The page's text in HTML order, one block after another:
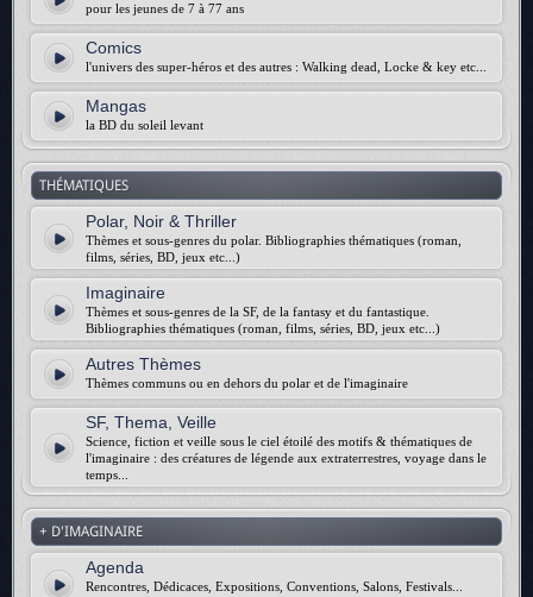
pour les jeunes de 7 à 77 ans
Comics
l'univers des super-héros et des autres : Walking dead, Locke & key etc...
Mangas
la BD du soleil levant
THÉMATIQUES
Polar, Noir & Thriller
Thèmes et sous-genres du polar. Bibliographies thématiques (roman,
films, séries, BD, jeux etc...)
Imaginaire
Thèmes et sous-genres de la SF, de la fantasy et du fantastique.
Bibliographies thématiques (roman, films, séries, BD, jeux etc...)
Autres Thèmes
Thèmes communs ou en dehors du polar et de l'imaginaire
SF, Thema, Veille
Science, fiction et veille sous le ciel étoilé des motifs & thématiques de
l'imaginaire : des créatures de légende aux extraterrestres, voyage dans le
temps...
+ D'IMAGINAIRE
Agenda
Rencontres, Dédicaces, Expositions, Conventions, Salons, Festivals...